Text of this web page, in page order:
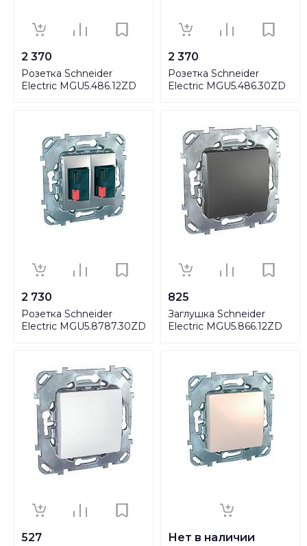
2 370
Розетка Schneider
Electric MGU5.486.12ZD
2 370
Розетка Schneider
Electric MGU5.486.30ZD
2 730
Розетка Schneider
Electric MGU5.8787.30ZD
825
Заглушка Schneider
Electric MGU5.866.12ZD
527 Нет в наличии